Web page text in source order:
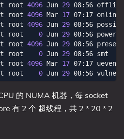
root 4096 Jun 29
root 4096 Mar 17
root 4096 Jun 29
root 0 Jun 29
root 4096 Jun 29
root 0 Jun 29
root 4096 Mar 17
root 0 Jun 29
的 NUMA 机器，每 socket
有 2 个 超线程，共 2 * 20 * 2